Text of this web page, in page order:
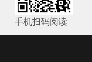
手机扫码阅读